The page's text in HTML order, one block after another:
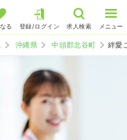
る 登録/ログイン 求人検索 メニュー
沖縄県 中頭郡北谷町 絆愛